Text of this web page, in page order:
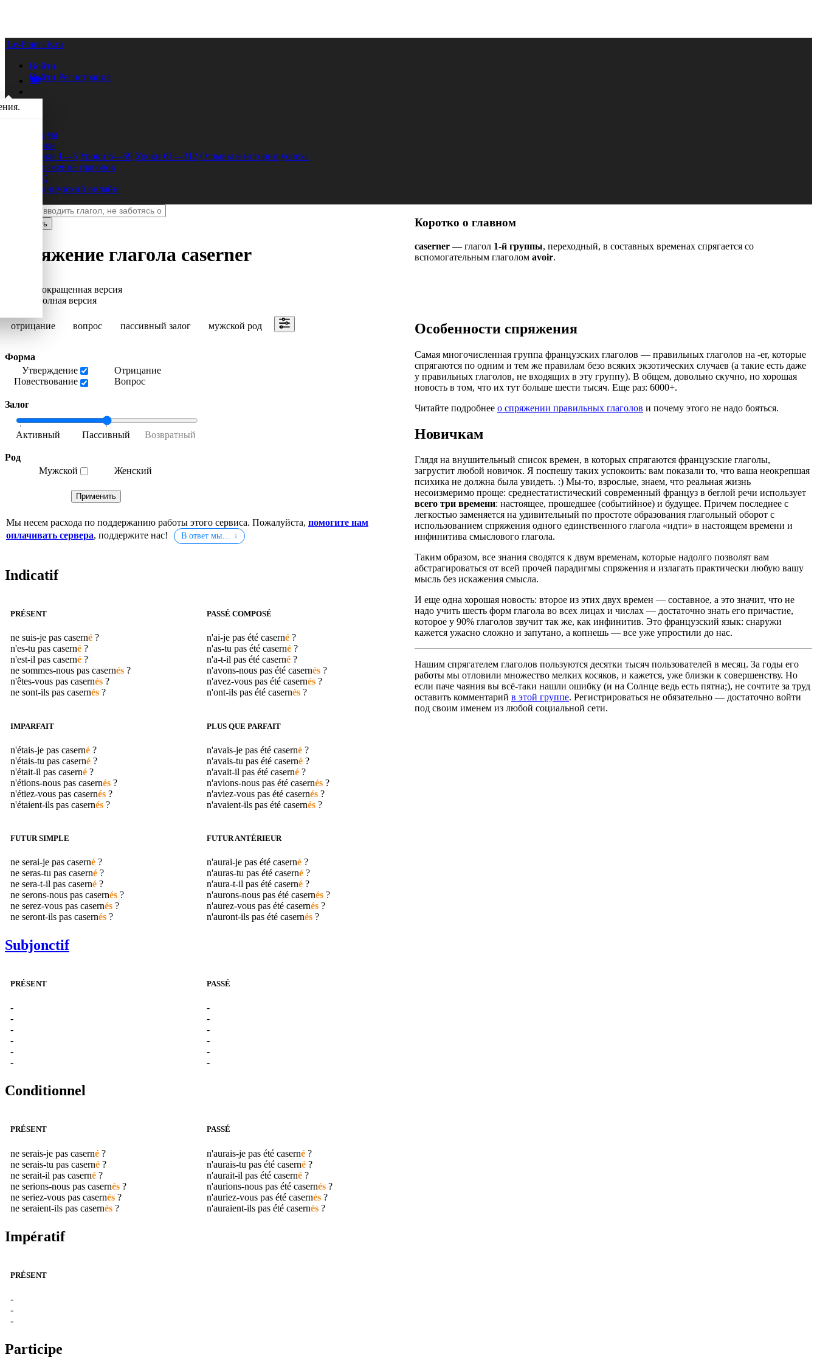
Le-Francais.ru
Войти
Войти Регистрация
Форум
Уроки
Уроки 1—5 Уроки 6—59 Уроки 61—312 Отзывы и истории успеха
Спряжение глаголов
FAQ
Французский онлайн
Спряжение глагола caserner
Сокращенная версия
Полная версия
отрицание вопрос пассивный залог мужской род
Форма
Утверждение
Повествование
Отрицание
Вопрос
Залог
Род
Мужской
Женский
Мы несем расхода по поддержанию работы этого сервиса. Пожалуйста, помогите нам
оплачивать сервера, поддержите нас! В ответ мы…
Indicatif
PRÉSENT
ne suis-je pas caserné ?
n'es-tu pas caserné ?
n'est-il pas caserné ?
ne sommes-nous pas casernés ?
n'êtes-vous pas casernés ?
ne sont-ils pas casernés ?
PASSÉ COMPOSÉ
n'ai-je pas été caserné?
n'as-tu pas été caserné?
n'a-t-il pas été caserné?
n'avons-nous pas été casernés?
n'avez-vous pas été casernés?
n'ont-ils pas été casernés?
IMPARFAIT
n'étais-je pas caserné ?
n'étais-tu pas caserné ?
n'était-il pas caserné ?
n'étions-nous pas casernés ?
n'étiez-vous pas casernés ?
n'étaient-ils pas casernés ?
PLUS QUE PARFAIT
n'avais-je pas été caserné?
n'avais-tu pas été caserné?
n'avait-il pas été caserné?
n'avions-nous pas été casernés?
n'aviez-vous pas été casernés?
n'avaient-ils pas été casernés?
FUTUR SIMPLE
ne serai-je pas caserné ?
ne seras-tu pas caserné ?
ne sera-t-il pas caserné ?
ne serons-nous pas casernés ?
ne serez-vous pas casernés ?
ne seront-ils pas casernés ?
FUTUR ANTÉRIEUR
n'aurai-je pas été caserné?
n'auras-tu pas été caserné?
n'aura-t-il pas été caserné?
n'aurons-nous pas été casernés?
n'aurez-vous pas été casernés?
n'auront-ils pas été casernés?
Subjonctif
PRÉSENT
-
-
-
-
-
-
PASSÉ
-
-
-
-
-
-
Conditionnel
PRÉSENT
ne serais-je pas caserné ?
ne serais-tu pas caserné ?
ne serait-il pas caserné ?
ne serions-nous pas casernés ?
ne seriez-vous pas casernés ?
ne seraient-ils pas casernés ?
PASSÉ
n'aurais-je pas été caserné?
n'aurais-tu pas été caserné?
n'aurait-il pas été caserné?
n'aurions-nous pas été casernés?
n'auriez-vous pas été casernés?
n'auraient-ils pas été casernés?
Impératif
PRÉSENT
-
-
-
Participe
Коротко о главном
caserner — глагол 1-й группы, переходный, в составных временах спрягается со
вспомогательным глаголом avoir.
Особенности спряжения
Самая многочисленная группа французских глаголов — правильных глаголов на -er, которые
спрягаются по одним и тем же правилам безо всяких экзотических случаев (а такие есть даже
у правильных глаголов, не входящих в эту группу). В общем, довольно скучно, но хорошая
новость в том, что их тут больше шести тысяч. Еще раз: 6000+.
Читайте подробнее о спряжении правильных глаголов и почему этого не надо бояться.
Новичкам
Глядя на внушительный список времен, в которых спрягаются французские глаголы,
загрустит любой новичок. Я поспешу таких успокоить: вам показали то, что ваша неокрепшая
психика не должна была увидеть. :) Мы-то, взрослые, знаем, что реальная жизнь
несоизмеримо проще: среднестатистический современный француз в беглой речи использует
всего три времени: настоящее, прошедшее (событийное) и будущее. Причем последнее с
легкостью заменяется на удивительный по простоте образования глагольный оборот с
использованием спряжения одного единственного глагола «идти» в настоящем времени и
инфинитива смыслового глагола.
Таким образом, все знания сводятся к двум временам, которые надолго позволят вам
абстрагироваться от всей прочей парадигмы спряжения и излагать практически любую вашу
мысль без искажения смысла.
И еще одна хорошая новость: второе из этих двух времен — составное, а это значит, что не
надо учить шесть форм глагола во всех лицах и числах — достаточно знать его причастие,
которое у 90% глаголов звучит так же, как инфинитив. Это французский язык: снаружи
кажется ужасно сложно и запутано, а копнешь — все уже упростили до нас.
Нашим спрягателем глаголов пользуются десятки тысяч пользователей в месяц. За годы его
работы мы отловили множество мелких косяков, и кажется, уже близки к совершенству. Но
если паче чаяния вы всё-таки нашли ошибку (и на Солнце ведь есть пятна;), не сочтите за труд
оставить комментарий в этой группе. Регистрироваться не обязательно — достаточно войти
под своим именем из любой социальной сети.